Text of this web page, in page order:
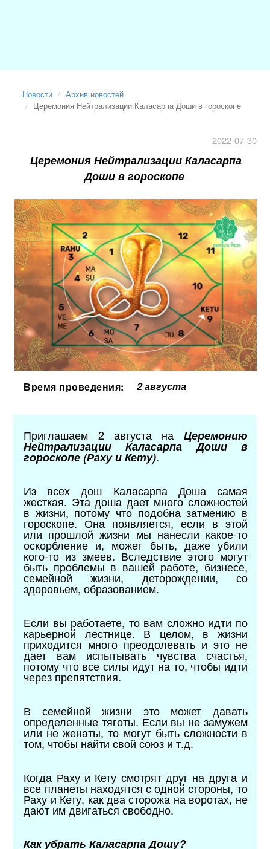
Новости
Архив новостей
Церемония Нейтрализации Каласарпа Доши в гороскопе
2022-07-30
Церемония Нейтрализации Каласарпа
Доши в гороскопе
Время проведения: 2 августа
Приглашаем 2 августа на Церемонию
Нейтрализации Каласарпа Доши в
гороскопе (Раху и Кету).
Из всех дош Каласарпа Доша самая
жесткая. Эта доша дает много сложностей
в жизни, потому что подобна затмению в
гороскопе. Она появляется, если в этой
или прошлой жизни мы нанесли какое-то
оскорбление и, может быть, даже убили
кого-то из змеев. Вследствие этого могут
быть проблемы в вашей работе, бизнесе,
семейной жизни, деторождении, со
здоровьем, образованием.
Если вы работаете, то вам сложно идти по
карьерной лестнице. В целом, в жизни
приходится много преодолевать и это не
дает вам испытывать чувства счастья,
потому что все силы идут на то, чтобы идти
через препятствия.
В семейной жизни это может давать
определенные тяготы. Если вы не замужем
или не женаты, то могут быть сложности в
том, чтобы найти свой союз и т.д.
Когда Раху и Кету смотрят друг на друга и
все планеты находятся с одной стороны, то
Раху и Кету, как два сторожа на воротах, не
дают им двигаться свободно.
Как убрать Каласарпа Дошу?